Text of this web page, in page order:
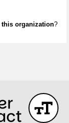
this organization?